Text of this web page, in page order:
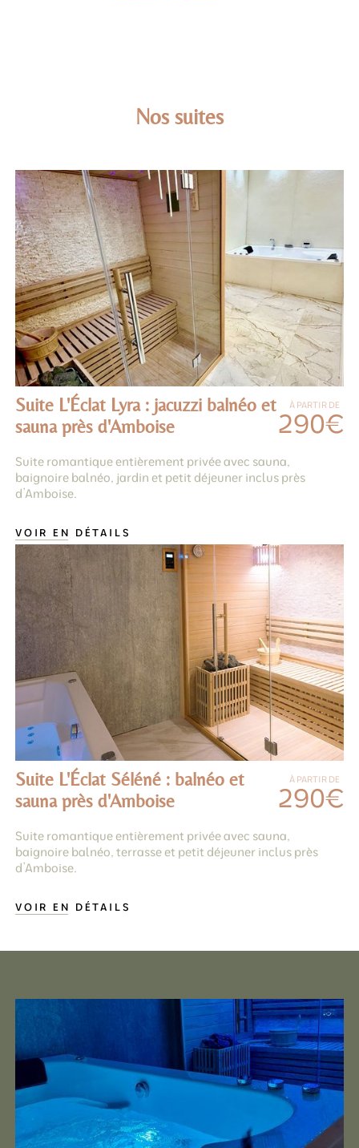
Nos suites
Suite L'Éclat Lyra : jacuzzi balnéo et
sauna près d'Amboise
À PARTIR DE
290€
Suite romantique entièrement privée avec sauna,
baignoire balnéo, jardin et petit déjeuner inclus près
d’Amboise.
VOIR EN DÉTAILS
Suite L'Éclat Séléné : balnéo et
sauna près d'Amboise
À PARTIR DE
290€
Suite romantique entièrement privée avec sauna,
baignoire balnéo, terrasse et petit déjeuner inclus près
d’Amboise.
VOIR EN DÉTAILS